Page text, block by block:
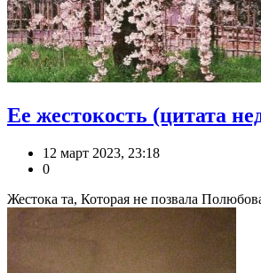
Ее жестокость (цитата
12 март 2023, 23:18
0
Жестока та, Которая не позвала